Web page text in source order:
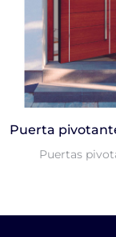
Puerta
Puertas